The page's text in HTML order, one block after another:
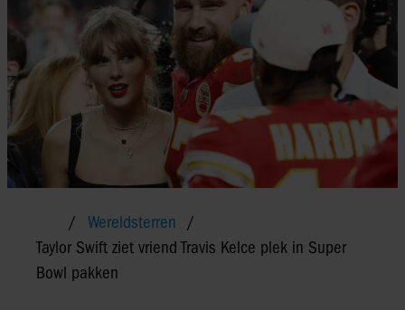
Wereldsterren
Taylor Swift ziet vriend Travis Kelce plek in Super
Bowl pakken